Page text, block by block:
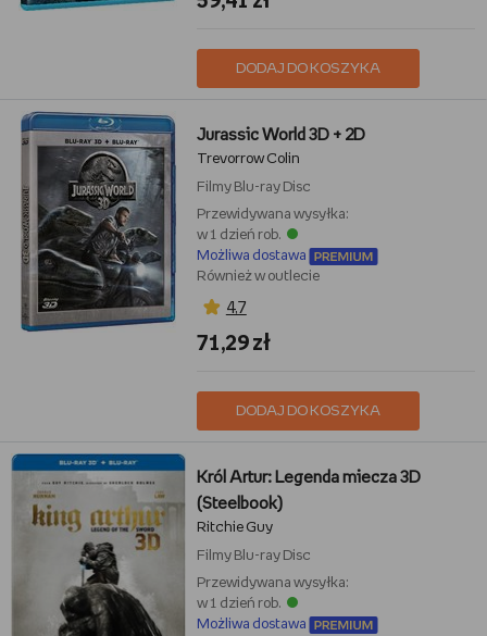
DODAJ DO KOSZYKA
Jurassic World 3D + 2D
Trevorrow Colin
Filmy Blu-ray Disc
Przewidywana wysyłka:
w 1 dzień rob.
Możliwa dostawa
Również w outlecie
4,7
71,29 zł
DODAJ DO KOSZYKA
Król Artur: Legenda miecza 3D
(Steelbook)
Ritchie Guy
Filmy Blu-ray Disc
Przewidywana wysyłka:
w 1 dzień rob.
Możliwa dostawa